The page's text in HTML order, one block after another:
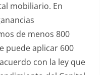
mobiliario. En
de menos 800
puede aplicar 600
con la ley que